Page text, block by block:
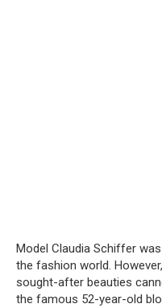
Model Claudia Schiffer
the fashion world.
sought-after beauties
the famous 52-year-old